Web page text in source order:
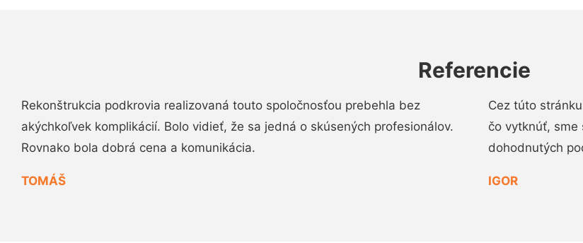
Referencie
Rekonštrukcia podkrovia realizovaná touto spoločnosťou prebehla bez
akýchkoľvek komplikácií. Bolo vidieť, že sa jedná o skúsených profesionálov.
Rovnako bola dobrá cena a komunikácia.
TOMÁŠ
Cez túto
čo vytknúť, sme
dohodnutých
IGOR